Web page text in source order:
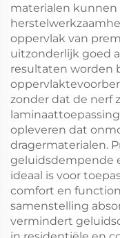
materialen kunnen
oppervlak van
uitzonderlijk goed
resultaten worden
zonder dat de nerf
opleveren dat
dragermaterialen.
geluidsdempende
ideaal is voor
comfort en
samenstelling
vermindert